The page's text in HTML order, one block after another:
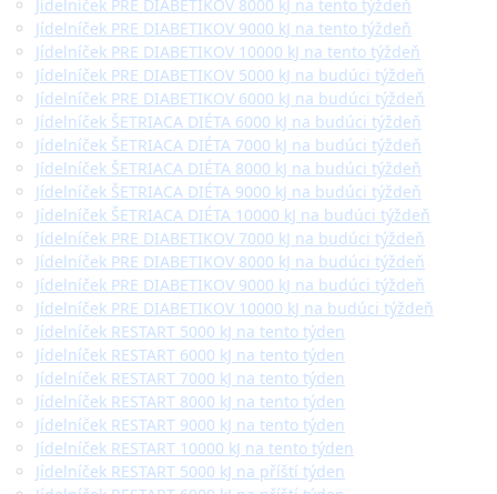
Jídelníček PRE DIABETIKOV 8000 kJ na tento týždeň
Jídelníček PRE DIABETIKOV 9000 kJ na tento týždeň
Jídelníček PRE DIABETIKOV 10000 kJ na tento týždeň
Jídelníček PRE DIABETIKOV 5000 kJ na budúci týždeň
Jídelníček PRE DIABETIKOV 6000 kJ na budúci týždeň
Jídelníček ŠETRIACA DIÉTA 6000 kJ na budúci týždeň
Jídelníček ŠETRIACA DIÉTA 7000 kJ na budúci týždeň
Jídelníček ŠETRIACA DIÉTA 8000 kJ na budúci týždeň
Jídelníček ŠETRIACA DIÉTA 9000 kJ na budúci týždeň
Jídelníček ŠETRIACA DIÉTA 10000 kJ na budúci týždeň
Jídelníček PRE DIABETIKOV 7000 kJ na budúci týždeň
Jídelníček PRE DIABETIKOV 8000 kJ na budúci týždeň
Jídelníček PRE DIABETIKOV 9000 kJ na budúci týždeň
Jídelníček PRE DIABETIKOV 10000 kJ na budúci týždeň
Jídelníček RESTART 5000 kJ na tento týden
Jídelníček RESTART 6000 kJ na tento týden
Jídelníček RESTART 7000 kJ na tento týden
Jídelníček RESTART 8000 kJ na tento týden
Jídelníček RESTART 9000 kJ na tento týden
Jídelníček RESTART 10000 kJ na tento týden
Jídelníček RESTART 5000 kJ na příští týden